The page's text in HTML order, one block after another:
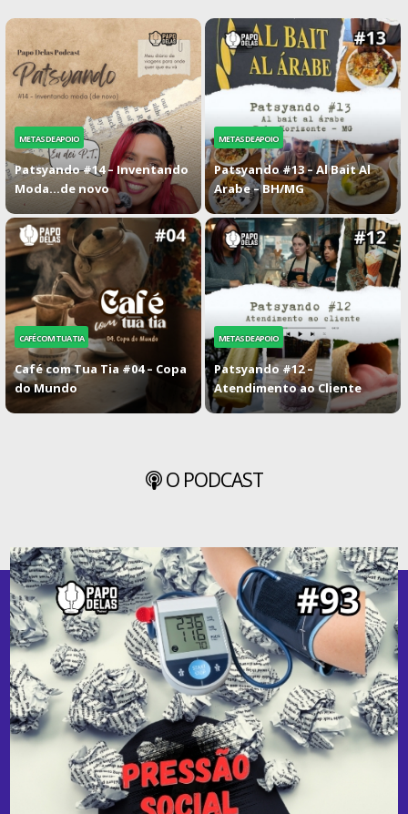
METAS DE APOIO
Patsyando #14 – Inventando
Moda…de novo
METAS DE APOIO
Patsyando #13 – Al Bait Al
Arabe – BH/MG
CAFÉ COM TUA TIA
Café com Tua Tia #04 – Copa
do Mundo
METAS DE APOIO
Patsyando #12 –
Atendimento ao Cliente
O PODCAST